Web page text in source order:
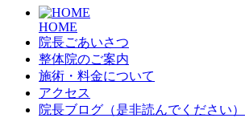
HOME
院長ごあいさつ
整体院のご案内
施術・料金について
アクセス
院長ブログ（是非読んでください）